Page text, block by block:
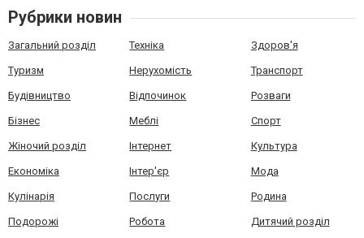
Рубрики новин
Загальний розділ Техніка Здоров'я
Туризм Нерухомість Транспорт
Будівництво Відпочинок Розваги
Бізнес Меблі Спорт
Жіночий розділ Інтернет Культура
Економіка Інтер'єр Мода
Кулінарія Послуги Родина
Подорожі Робота Дитячий розділ